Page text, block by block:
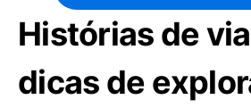
Histórias de
dicas de